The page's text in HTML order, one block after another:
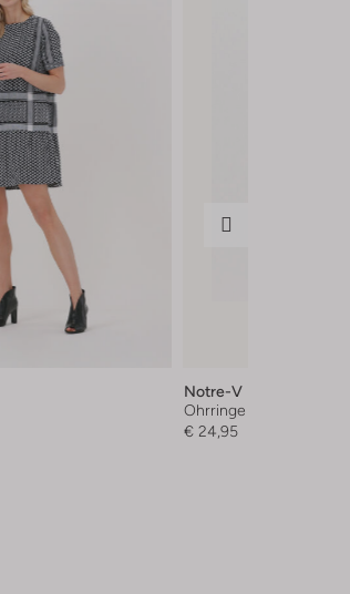
Notre-V
Ohrringe
€ 24,95